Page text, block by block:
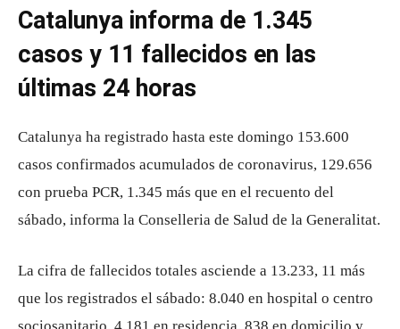
Catalunya informa de 1.345
casos y 11 fallecidos en las
últimas 24 horas
Catalunya ha registrado hasta este domingo 153.600
casos confirmados acumulados de coronavirus, 129.656
con prueba PCR, 1.345 más que en el recuento del
sábado, informa la Conselleria de Salud de la Generalitat.
La cifra de fallecidos totales asciende a 13.233, 11 más
que los registrados el sábado: 8.040 en hospital o centro